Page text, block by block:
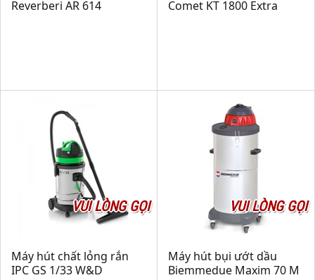
Reverberi AR 614
Comet KT 1800 Extra
VUI LÒNG GỌI
Máy hút chất lỏng rắn
IPC GS 1/33 W&D
VUI LÒNG GỌI
Máy hút bụi ướt dầu
Biemmedue Maxim 70 M